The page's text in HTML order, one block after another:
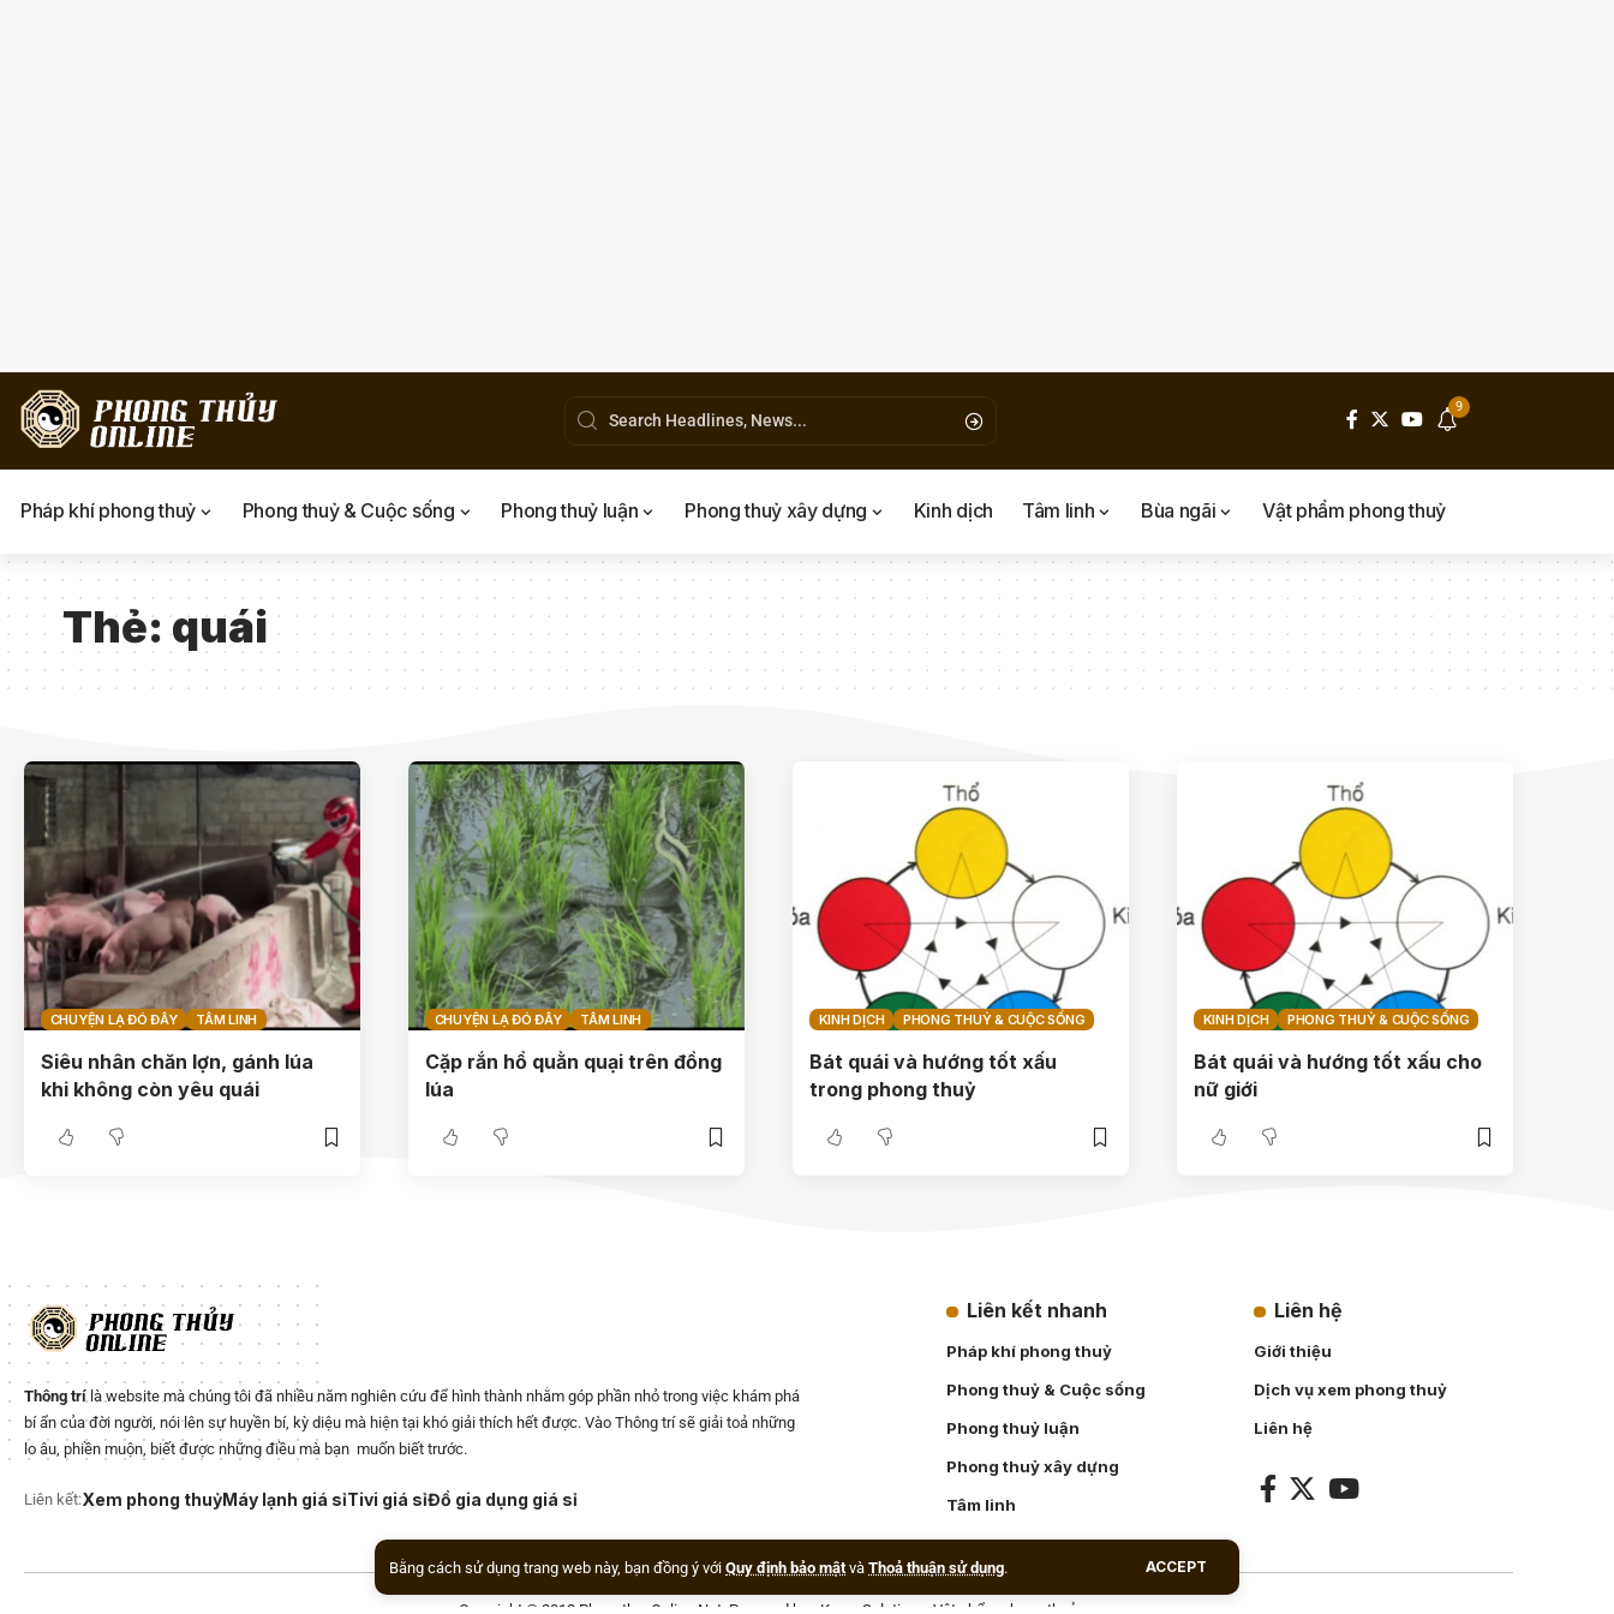
Bằng cách sử dụng trang web này, bạn đồng ý với Quy định bảo mật và Thoả thuận sử dụng. ACCEPT
9
Pháp khí phong thuỷ Phong thuỷ & Cuộc sống Phong thuỷ luận Phong thuỷ xây dựng Kinh dịch Tâm linh Bùa ngãi Vật phẩm phong thuỷ
Thẻ:quái
CHUYỆN LẠ ĐÓ ĐÂY TÂM LINH
Siêu nhân chăn lợn, gánh lúa
khi không còn yêu quái
CHUYỆN LẠ ĐÓ ĐÂY TÂM LINH
Cặp rắn hổ quằn quại trên đồng
lúa
KINH DỊCH PHONG THUỶ & CUỘC SỐNG
Bát quái và hướng tốt xấu
trong phong thuỷ
KINH DỊCH PHONG THUỶ & CUỘC SỐNG
Bát quái và hướng tốt xấu cho
nữ giới
Thông trí là website mà chúng tôi đã nhiều năm nghiên cứu để hình thành nhằm góp phần nhỏ trong việc khám phá
bí ẩn của đời người, nói lên sự huyền bí, kỳ diệu mà hiện tại khó giải thích hết được. Vào Thông trí sẽ giải toả những
lo âu, phiền muộn, biết được những điều mà bạn muốn biết trước.
Liên kết:Xem phong thuỷMáy lạnh giá sỉTivi giá sỉĐồ gia dụng giá sỉ
Liên kết nhanh
Pháp khí phong thuỷ
Phong thuỷ & Cuộc sống
Phong thuỷ luận
Phong thuỷ xây dựng
Tâm linh
Liên hệ
Giới thiệu
Dịch vụ xem phong thuỷ
Liên hệ
Copyright © 2012 PhongthuyOnline.Net . Powered by eKnow Solutions Vật phẩm phong thuỷ